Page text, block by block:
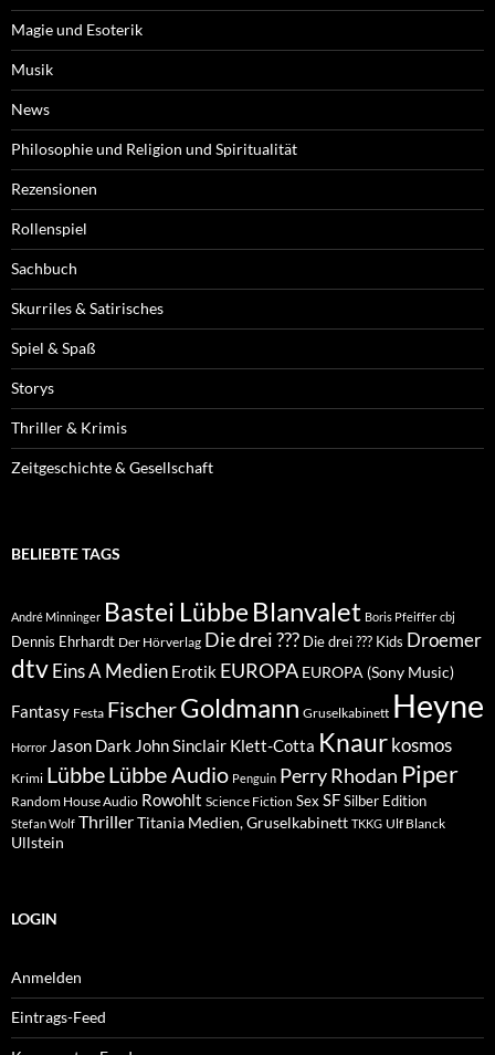
Magie und Esoterik
Musik
News
Philosophie und Religion und Spiritualität
Rezensionen
Rollenspiel
Sachbuch
Skurriles & Satirisches
Spiel & Spaß
Storys
Thriller & Krimis
Zeitgeschichte & Gesellschaft
BELIEBTE TAGS
André Minninger Bastei Lübbe Blanvalet Boris Pfeiffer cbj
Dennis Ehrhardt Der Hörverlag Die drei ??? Die drei ??? Kids Droemer
dtvEins A Medien Erotik EUROPA EUROPA (Sony Music)
Fantasy Festa FischerGoldmann Gruselkabinett Heyne
Horror Jason Dark John Sinclair Klett-Cotta Knaur kosmos
Krimi LübbeLübbe Audio Penguin Perry Rhodan Piper
Random House Audio Rowohlt Science Fiction Sex SFSilber Edition
Stefan Wolf ThrillerTitania Medien, Gruselkabinett TKKG Ulf Blanck
Ullstein
LOGIN
Anmelden
Eintrags-Feed